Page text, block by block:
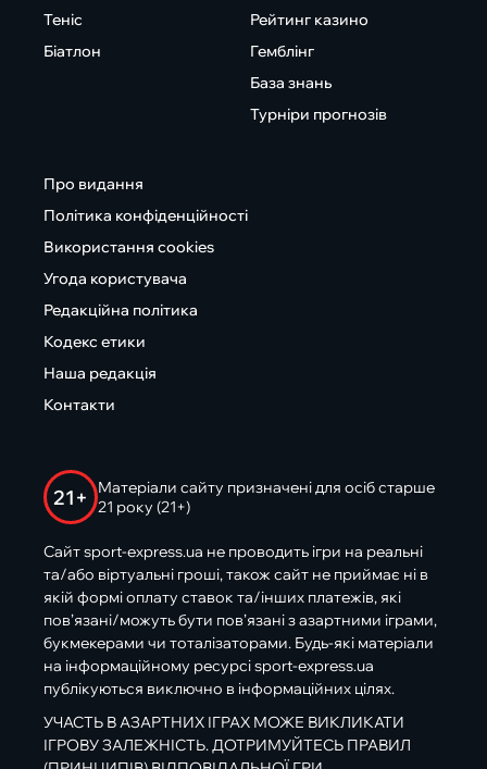
Теніс
Біатлон
Рейтинг казино
Гемблінг
База знань
Турніри прогнозів
Про видання
Політика конфіденційності
Використання cookies
Угода користувача
Редакційна політика
Кодекс етики
Наша редакція
Контакти
21+
Матеріали сайту призначені для осіб старше
21 року (21+)
Сайт sport-express.ua не проводить ігри на реальні
та/або віртуальні гроші, також сайт не приймає ні в
якій формі оплату ставок та/інших платежів, які
пов’язані/можуть бути пов’язані з азартними іграми,
букмекерами чи тоталізаторами. Будь-які матеріали
на інформаційному ресурсі sport-express.ua
публікуються виключно в інформаційних цілях.
УЧАСТЬ В АЗАРТНИХ ІГРАХ МОЖЕ ВИКЛИКАТИ
ІГРОВУ ЗАЛЕЖНІСТЬ. ДОТРИМУЙТЕСЬ ПРАВИЛ